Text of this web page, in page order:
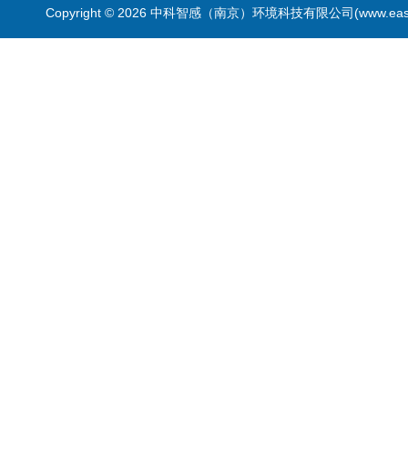
Copyright © 2026 中科智感（南京）环境科技有限公司